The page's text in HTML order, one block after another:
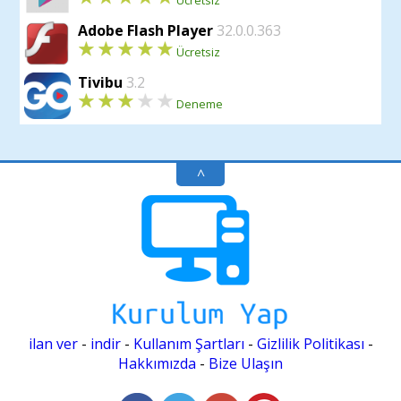
Adobe Flash Player 32.0.0.363
Ücretsiz
Tivibu 3.2
Deneme
^
ilan ver- indir- Kullanım Şartları - Gizlilik Politikası -
Hakkımızda - Bize Ulaşın